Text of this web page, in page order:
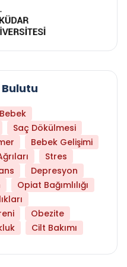
Saç Dökülmesi
Bebek Gelişimi
Stres
Depresyon
Opiat Bağımlılığı
Obezite
Cilt Bakımı